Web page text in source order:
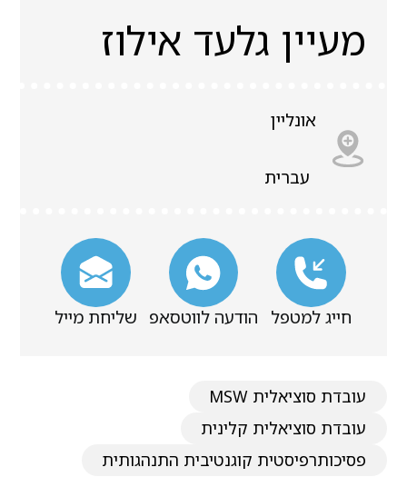
מעיין גלעד אילוז
אונליין
עברית
חייג למטפל הודעה לווטסאפ שליחת מייל
עובדת סוציאלית MSW
עובדת סוציאלית קלינית
פסיכותרפיסטית קוגנטיבית התנהגותית